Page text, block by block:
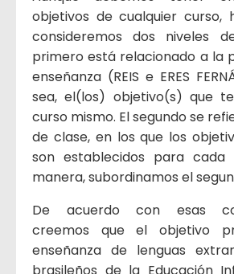
objetivos de cualquier curso,
consideremos dos niveles
primero está relacionado a la
enseñanza (REIS e ERES
sea, el(los) objetivo(s) que
curso mismo. El segundo se
de clase, en los que los
son establecidos para cada
manera, subordinamos el
De acuerdo con esas
creemos que el objetivo
enseñanza de lenguas
brasileños de la Educación